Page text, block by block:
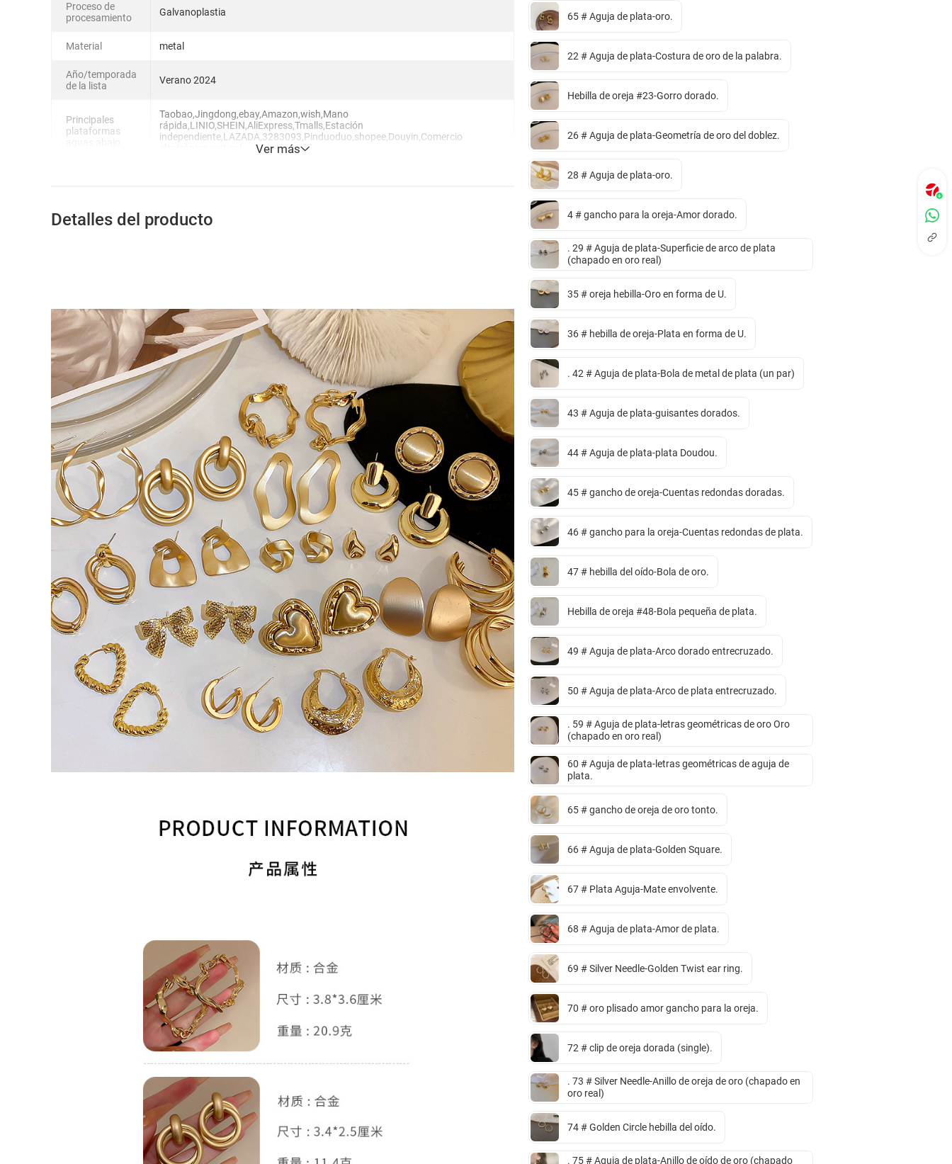
Proceso de
procesamiento
Galvanoplastia
Material metal
Año/temporada
de la lista
Verano 2024
Principales
plataformas
Taobao,Jingdong,ebay,Amazon,wish,Mano
rápida,LINIO,SHEIN,AliExpress,Tmalls,Estación
independiente,LAZADA,3283093,Pinduoduo,shopee,Douyin,Comercio
Ver más
Detalles del producto
65 # Aguja de plata-oro.
22 # Aguja de plata-Costura de oro de la palabra.
Hebilla de oreja #23-Gorro dorado.
26 # Aguja de plata-Geometría de oro del doblez.
28 # Aguja de plata-oro.
4 # gancho para la oreja-Amor dorado.
. 29 # Aguja de plata-Superficie de arco de plata
(chapado en oro real)
35 # oreja hebilla-Oro en forma de U.
36 # hebilla de oreja-Plata en forma de U.
. 42 # Aguja de plata-Bola de metal de plata (un par)
43 # Aguja de plata-guisantes dorados.
44 # Aguja de plata-plata Doudou.
45 # gancho de oreja-Cuentas redondas doradas.
46 # gancho para la oreja-Cuentas redondas de plata.
47 # hebilla del oído-Bola de oro.
Hebilla de oreja #48-Bola pequeña de plata.
49 # Aguja de plata-Arco dorado entrecruzado.
50 # Aguja de plata-Arco de plata entrecruzado.
. 59 # Aguja de plata-letras geométricas de oro Oro
(chapado en oro real)
60 # Aguja de plata-letras geométricas de aguja de
plata.
65 # gancho de oreja de oro tonto.
66 # Aguja de plata-Golden Square.
67 # Plata Aguja-Mate envolvente.
68 # Aguja de plata-Amor de plata.
69 # Silver Needle-Golden Twist ear ring.
70 # oro plisado amor gancho para la oreja.
72 # clip de oreja dorada (single).
. 73 # Silver Needle-Anillo de oreja de oro (chapado en
oro real)
74 # Golden Circle hebilla del oído.
. 75 # Aguja de plata-Anillo de oído de oro (chapado